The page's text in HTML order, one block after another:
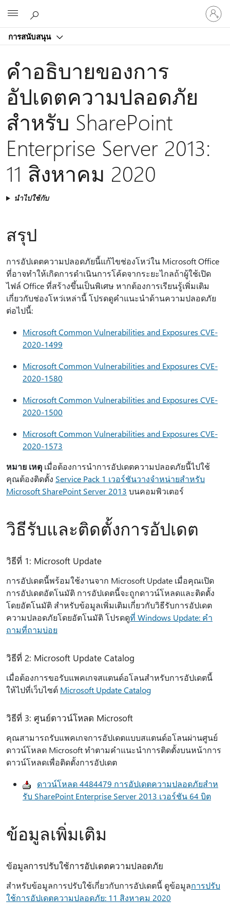
การสนับสนุน
ลงชื่อ
เข้า
บัญชี
คําอธิบายของการ
อัปเดตความปลอดภัย
สําหรับ SharePoint
Enterprise Server 2013:
11 สิงหาคม 2020
นำไปใช้กับ
สรุป
การอัปเดตความปลอดภัยนี้แก้ไขช่องโหว่ใน Microsoft Office
ที่อาจทําให้เกิดการดําเนินการโค้ดจากระยะไกลถ้าผู้ใช้เปิด
ไฟล์ Office ที่สร้างขึ้นเป็นพิเศษ หากต้องการเรียนรู้เพิ่มเติม
เกี่ยวกับช่องโหว่เหล่านี้ โปรดดูคําแนะนําด้านความปลอดภัย
ต่อไปนี้:
Microsoft Common Vulnerabilities and Exposures CVE-
2020-1499
Microsoft Common Vulnerabilities and Exposures CVE-
2020-1580
Microsoft Common Vulnerabilities and Exposures CVE-
2020-1500
Microsoft Common Vulnerabilities and Exposures CVE-
2020-1573
หมาย เหตุ เมื่อต้องการนําการอัปเดตความปลอดภัยนี้ไปใช้
คุณต้องติดตั้ง Service Pack 1 เวอร์ชันวางจําหน่ายสําหรับ
Microsoft SharePoint Server 2013 บนคอมพิวเตอร์
วิธีรับและติดตั้งการอัปเดต
วิธีที่ 1: Microsoft Update
การอัปเดตนี้พร้อมใช้งานจาก Microsoft Update เมื่อคุณเปิด
การอัปเดตอัตโนมัติ การอัปเดตนี้จะถูกดาวน์โหลดและติดตั้ง
โดยอัตโนมัติ สําหรับข้อมูลเพิ่มเติมเกี่ยวกับวิธีรับการอัปเดต
ความปลอดภัยโดยอัตโนมัติ โปรดดูที่ Windows Update: คํา
ถามที่ถามบ่อย
วิธีที่ 2: Microsoft Update Catalog
เมื่อต้องการขอรับแพคเกจสแตนด์อโลนสำหรับการอัปเดตนี้
ให้ไปที่เว็บไซต์ Microsoft Update Catalog
วิธีที่ 3: ศูนย์ดาวน์โหลด Microsoft
คุณสามารถรับแพคเกจการอัปเดตแบบสแตนด์อโลนผ่านศูนย์
ดาวน์โหลด Microsoft ทําตามคําแนะนําการติดตั้งบนหน้าการ
ดาวน์โหลดเพื่อติดตั้งการอัปเดต
ดาวน์โหลด 4484479 การอัปเดตความปลอดภัยสําห
รับ SharePoint Enterprise Server 2013 เวอร์ชัน 64 บิต
ข้อมูลเพิ่มเติม
ข้อมูลการปรับใช้การอัปเดตความปลอดภัย
สําหรับข้อมูลการปรับใช้เกี่ยวกับการอัปเดตนี้ ดูข้อมูลการปรับ
ใช้การอัปเดตความปลอดภัย: 11 สิงหาคม 2020